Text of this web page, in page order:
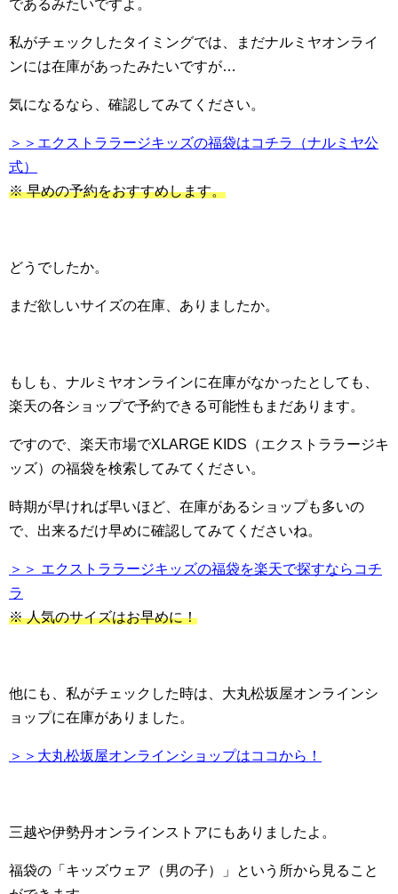
であるみたいですよ。
私がチェックしたタイミングでは、まだナルミヤオンライ
ンには在庫があったみたいですが…
気になるなら、確認してみてください。
＞＞エクストララージキッズの福袋はコチラ（ナルミヤ公
式）
※ 早めの予約をおすすめします。
どうでしたか。
まだ欲しいサイズの在庫、ありましたか。
もしも、ナルミヤオンラインに在庫がなかったとしても、
楽天の各ショップで予約できる可能性もまだあります。
ですので、楽天市場でXLARGE KIDS（エクストララージキ
ッズ）の福袋を検索してみてください。
時期が早ければ早いほど、在庫があるショップも多いの
で、出来るだけ早めに確認してみてくださいね。
＞＞ エクストララージキッズの福袋を楽天で探すならコチ
ラ
※ 人気のサイズはお早めに！
他にも、私がチェックした時は、大丸松坂屋オンラインシ
ョップに在庫がありました。
＞＞大丸松坂屋オンラインショップはココから！
三越や伊勢丹オンラインストアにもありましたよ。
福袋の「キッズウェア（男の子）」という所から見ること